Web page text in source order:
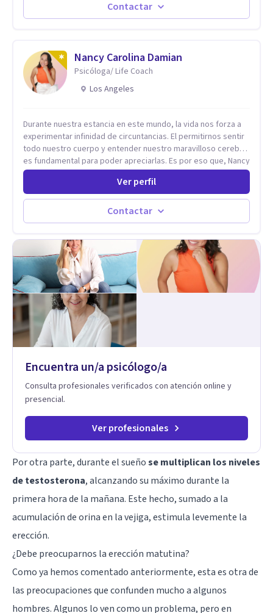
paralelamente a los padres y brindándoles un espacio de
seguridad. Hago terapia de pareja y adultos con método
Contactar
Nancy Carolina Damian
Psicóloga/ Life Coach
Los Angeles
Durante nuestra estancia en este mundo, la vida nos forza a
experimentar infinidad de circuntancias. El permitirnos sentir
todo nuestro cuerpo y entender nuestro maravilloso cerebro,
es fundamental para poder apreciarlas. Es por eso que, Nancy
Damian esta dispuesta a brindarte una mano amiga atravez de
herramientas fundamentales para crecer y fortalecer tu
mente, alma y SER. El cómo percibimos y manejamos
nuestros diarios sucesos es el detonator que nos lleva al
resultado de efectos impactantes que se nos quedaran
hermosa vida que hay, es mi placer y deleite ya que ser FELIZ
es derecho de toda la GENTE.
Ver perfil
Contactar
Encuentra un/a psicólogo/a
Consulta profesionales verificados con atención online y
presencial.
Ver profesionales
Por otra parte, durante el sueñose multiplican los niveles
de testosterona, alcanzando su máximo durante la
primera hora de la mañana. Este hecho, sumado a la
acumulación de orina en la vejiga, estimula levemente la
erección.
¿Debe preocuparnos la erección matutina?
Como ya hemos comentado anteriormente, esta es otra de
las preocupaciones que confunden mucho a algunos
hombres. Algunos lo ven como un problema, pero en